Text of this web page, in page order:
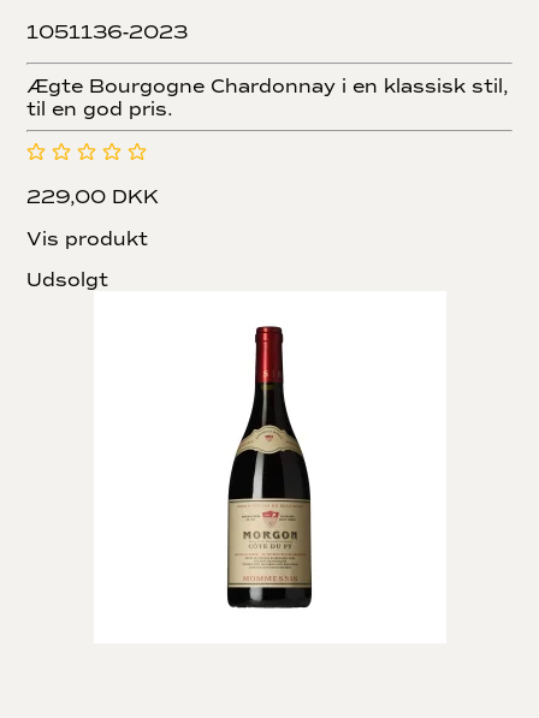
1051136-2023
Ægte Bourgogne Chardonnay i en klassisk stil,
til en god pris.
229,00 DKK
Vis produkt
Udsolgt